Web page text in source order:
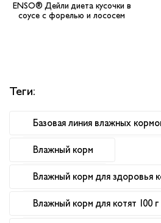
ENSO® Дейли диета кусочки в
соусе с форелью и лососем
Теги:
Базовая линия влажных
Влажный корм
Влажный корм для здоровья
Влажный корм для котят 100 г